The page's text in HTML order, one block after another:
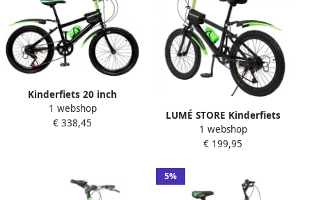
Kinderfiets 20 inch
mountainbike met 7
versnellingen voor en
1 webshop
€ 338,45
LUMÉ STORE Kinderfiets
Mountainbike Fatbike 7
Versnellingen Antislip
1 webshop
€ 199,95
5%